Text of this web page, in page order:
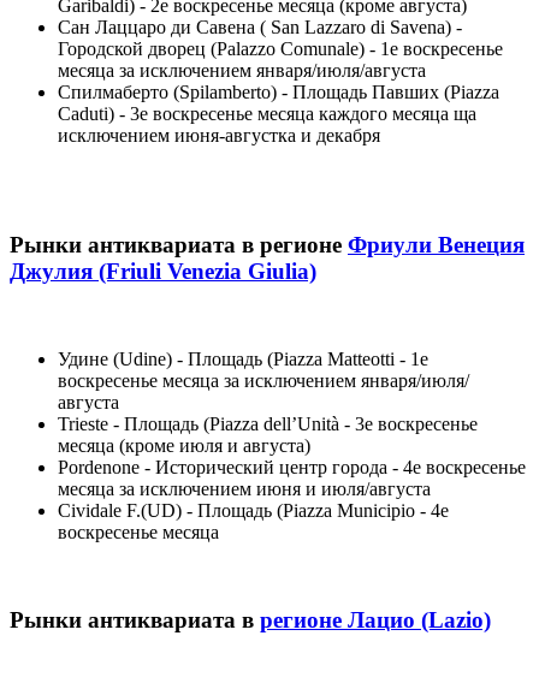
Garibaldi) - 2е воскресенье месяца (кроме августа)
Сан Лаццаро ди Савена ( San Lazzaro di Savena) -
Городской дворец (Palazzo Comunale) - 1е воскресенье
месяца за исключением января/июля/августа
Спилмаберто (Spilamberto) - Площадь Павших (Piazza
Caduti) - 3е воскресенье месяца каждого месяца ща
исключением июня-августка и декабря
Рынки антиквариата в регионе Фриули Венеция
Джулия (Friuli Venezia Giulia)
Удине (Udine) - Площадь (Piazza Matteotti - 1е
воскресенье месяца за исключением января/июля/
августа
Trieste - Площадь (Piazza dell’Unità - 3е воскресенье
месяца (кроме июля и августа)
Pordenone - Исторический центр города - 4е воскресенье
месяца за исключением июня и июля/августа
Cividale F.(UD) - Площадь (Piazza Municipio - 4е
воскресенье месяца
Рынки антиквариата в регионе Лацио (Lazio)